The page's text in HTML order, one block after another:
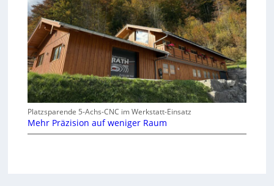
Platzsparende 5-Achs-CNC im Werkstatt-Einsatz
Mehr Präzision auf weniger Raum